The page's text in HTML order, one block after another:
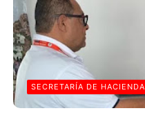
SECRETARÍA DE HACIENDA